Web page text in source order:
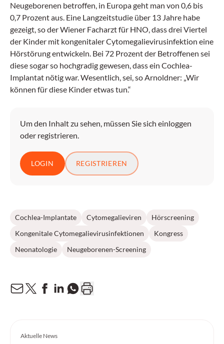
Neugeborenen betroffen, in Europa geht man von 0,6 bis
0,7 Prozent aus. Eine Langzeitstudie über 13 Jahre habe
gezeigt, so der Wiener Facharzt für HNO, dass drei Viertel
der Kinder mit kongenitaler Cytomegalievirusinfektion eine
Hörstörung entwickeln. Bei 72 Prozent der Betroffenen sei
diese sogar so hochgradig gewesen, dass ein Cochlea-
Implantat nötig war. Wesentlich, sei, so Arnoldner: „Wir
können für diese Kinder etwas tun.“
Um den Inhalt zu sehen, müssen Sie sich einloggen
oder registrieren.
LOGIN REGISTRIEREN
Cochlea-Implantate Cytomegalieviren
Hörscreening
Kongenitale Cytomegalievirusinfektionen
Kongress
Neonatologie
Neugeborenen-Screening
Aktuelle News